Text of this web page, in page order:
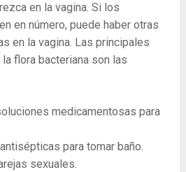
en la vagina. Si los
en número, puede haber otras
en la vagina. Las principales
flora bacteriana son las
medicamentosas para
para tomar baño.
sexuales.